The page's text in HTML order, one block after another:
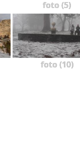
foto (5)
foto (10)